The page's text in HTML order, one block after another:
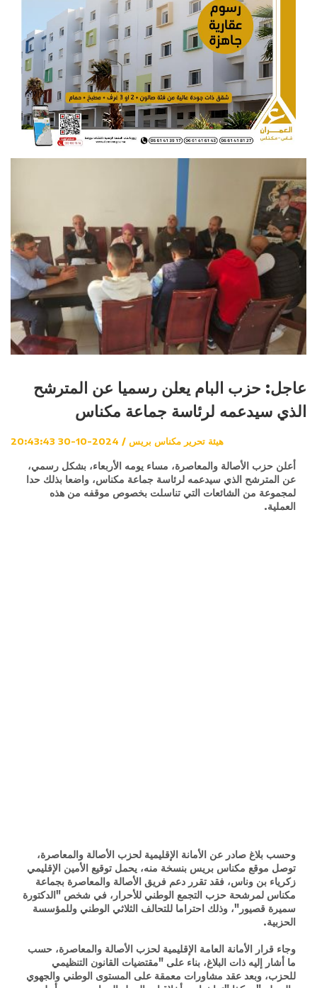
عاجل: حزب البام يعلن رسميا عن المترشح
الذي سيدعمه لرئاسة جماعة مكناس
هيئة تحرير مكناس بريس / 2024-10-30 20:43:43
أعلن حزب الأصالة والمعاصرة، مساء يومه الأربعاء، بشكل رسمي،
عن المترشح الذي سيدعمه لرئاسة جماعة مكناس، واضعا بذلك حدا
لمجموعة من الشائعات التي تناسلت بخصوص موقفه من هذه
العملية.
وحسب بلاغ صادر عن الأمانة الإقليمية لحزب الأصالة والمعاصرة،
توصل موقع مكناس بريس بنسخة منه، يحمل توقيع الأمين الإقليمي
زكرياء بن وناس، فقد تقرر دعم فريق الأصالة والمعاصرة بجماعة
مكناس لمرشحة حزب التجمع الوطني للأحرار، في شخص "الدكتورة
سميرة قصيور"، وذلك احتراما للتحالف الثلاثي الوطني وللمؤسسة
الحزبية.
وجاء قرار الأمانة العامة الإقليمية لحزب الأصالة والمعاصرة، حسب
ما أشار إليه ذات البلاغ، بناء على "مقتضيات القانون التنظيمي
للحزب، وبعد عقد مشاورات معمقة على المستوى الوطني والجهوي